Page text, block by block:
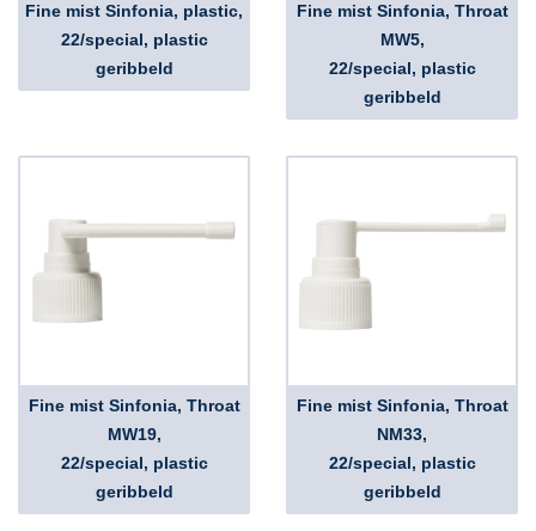
Fine mist Sinfonia, plastic,
22/special, plastic
geribbeld
Fine mist Sinfonia, Throat
MW5,
22/special, plastic
geribbeld
Fine mist Sinfonia, Throat
MW19,
22/special, plastic
geribbeld
Fine mist Sinfonia, Throat
NM33,
22/special, plastic
geribbeld